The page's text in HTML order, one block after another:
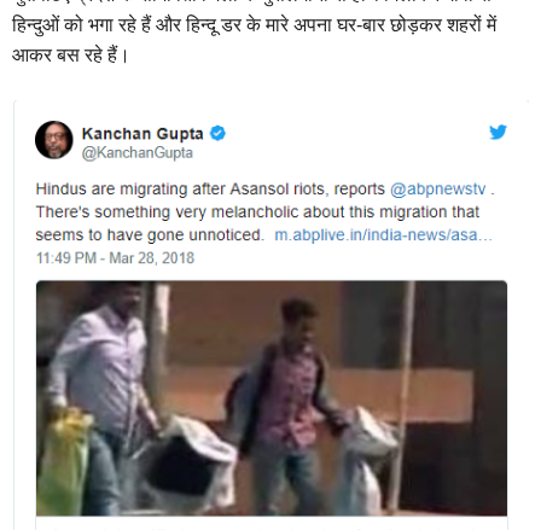
हिन्दुओं को भगा रहे हैं और हिन्दू डर के मारे अपना घर-बार छोड़कर शहरों में
आकर बस रहे हैं।